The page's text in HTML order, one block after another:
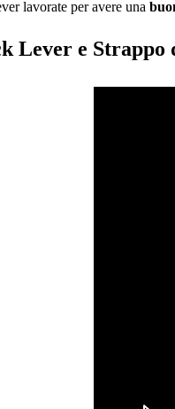
lavorate per avere una
Lever e